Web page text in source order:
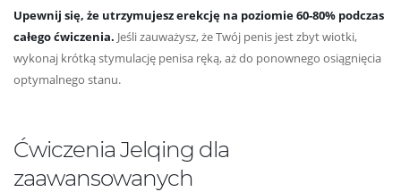
Upewnij się, że utrzymujesz erekcję na poziomie 60-80% podczas
całego ćwiczenia. Jeśli zauważysz, że Twój penis jest zbyt wiotki,
wykonaj krótką stymulację penisa ręką, aż do ponownego osiągnięcia
optymalnego stanu.
Ćwiczenia Jelqing dla
zaawansowanych